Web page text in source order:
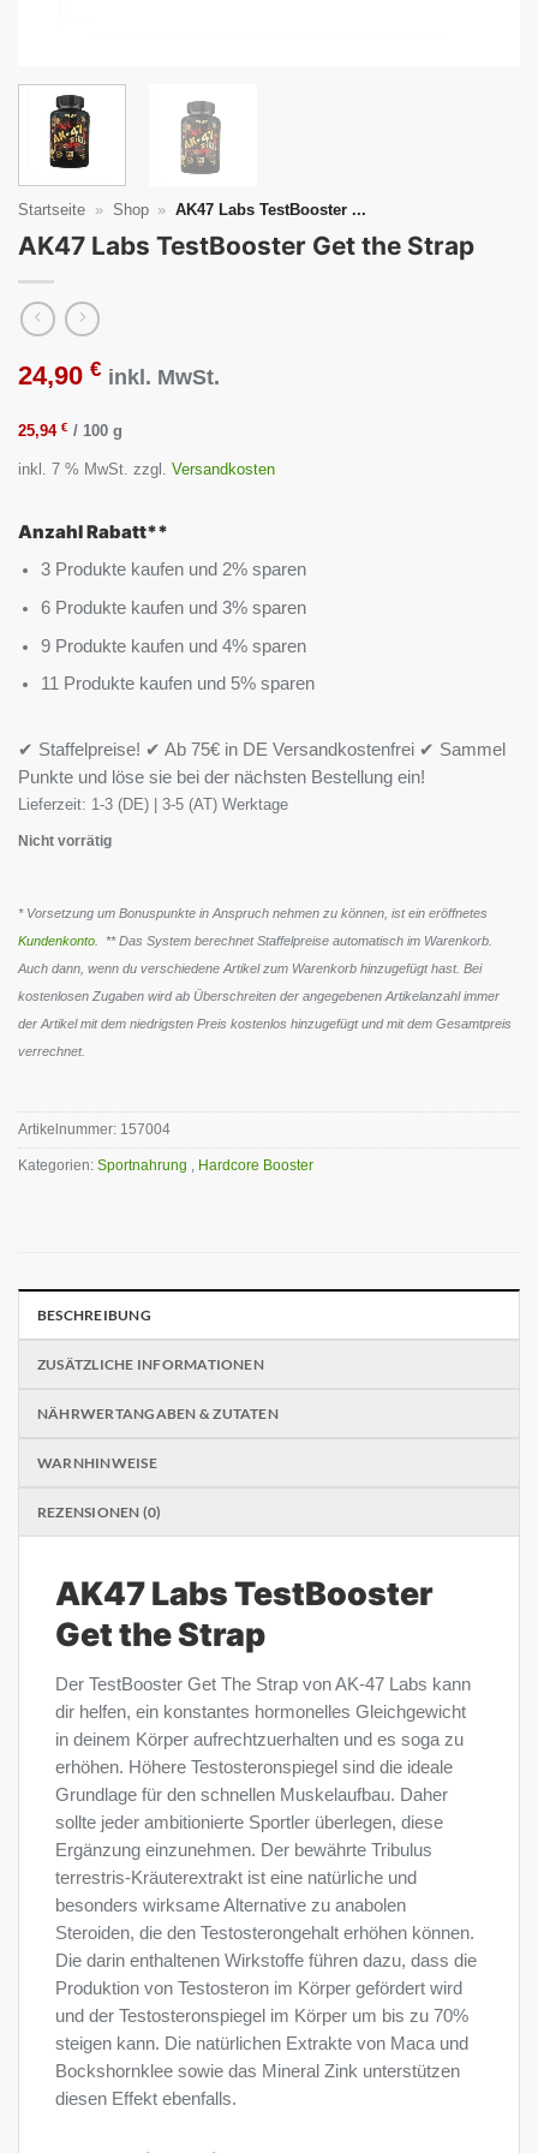
Startseite » Shop » AK47 Labs TestBooster ...
AK47 Labs TestBooster Get the Strap
24,90 € inkl. MwSt.
25,94 € / 100 g
inkl. 7 % MwSt. zzgl. Versandkosten
Anzahl Rabatt**
3 Produkte kaufen und 2% sparen
6 Produkte kaufen und 3% sparen
9 Produkte kaufen und 4% sparen
11 Produkte kaufen und 5% sparen
✔ Staffelpreise! ✔ Ab 75€ in DE Versandkostenfrei ✔ Sammel
Punkte und löse sie bei der nächsten Bestellung ein!
Lieferzeit: 1-3 (DE) | 3-5 (AT) Werktage
Nicht vorrätig
* Vorsetzung um Bonuspunkte in Anspruch nehmen zu können, ist ein eröffnetes
Kundenkonto . ** Das System berechnet Staffelpreise automatisch im Warenkorb.
Auch dann, wenn du verschiedene Artikel zum Warenkorb hinzugefügt hast. Bei
kostenlosen Zugaben wird ab Überschreiten der angegebenen Artikelanzahl immer
der Artikel mit dem niedrigsten Preis kostenlos hinzugefügt und mit dem Gesamtpreis
verrechnet.
Artikelnummer: 157004
Kategorien: Sportnahrung , Hardcore Booster
BESCHREIBUNG
ZUSÄTZLICHE INFORMATIONEN
NÄHRWERTANGABEN & ZUTATEN
WARNHINWEISE
REZENSIONEN (0)
AK47 Labs TestBooster
Get the Strap
Der TestBooster Get The Strap von AK-47 Labs kann
dir helfen, ein konstantes hormonelles Gleichgewicht
in deinem Körper aufrechtzuerhalten und es soga zu
erhöhen. Höhere Testosteronspiegel sind die ideale
Grundlage für den schnellen Muskelaufbau. Daher
sollte jeder ambitionierte Sportler überlegen, diese
Ergänzung einzunehmen. Der bewährte Tribulus
terrestris-Kräuterextrakt ist eine natürliche und
besonders wirksame Alternative zu anabolen
Steroiden, die den Testosterongehalt erhöhen können.
Die darin enthaltenen Wirkstoffe führen dazu, dass die
Produktion von Testosteron im Körper gefördert wird
und der Testosteronspiegel im Körper um bis zu 70%
steigen kann. Die natürlichen Extrakte von Maca und
Bockshornklee sowie das Mineral Zink unterstützen
diesen Effekt ebenfalls.